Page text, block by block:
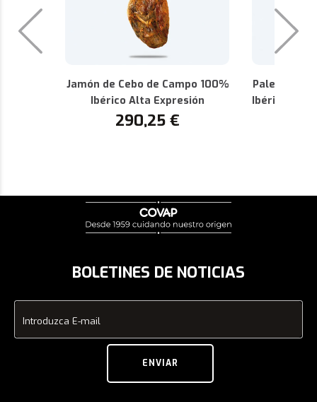
Jamón de Cebo de Campo 100%
Ibérico Alta Expresión
290,25 €
Paleta de
Ibérica Alta
BOLETINES DE NOTICIAS
Introduzca E-mail
ENVIAR